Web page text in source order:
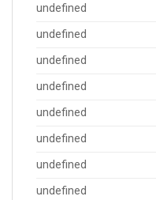
undefined
undefined
undefined
undefined
undefined
undefined
undefined
undefined